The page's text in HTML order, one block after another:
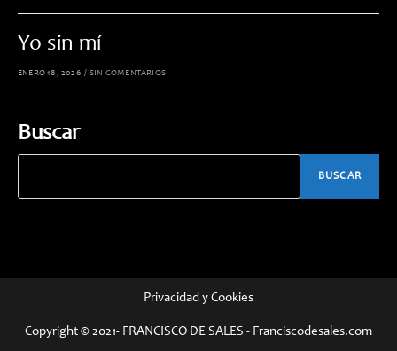
Yo sin mí
ENERO 18, 2026 / SIN COMENTARIOS
Buscar
BUSCAR
Privacidad y Cookies
Copyright © 2021- FRANCISCO DE SALES - Franciscodesales.com